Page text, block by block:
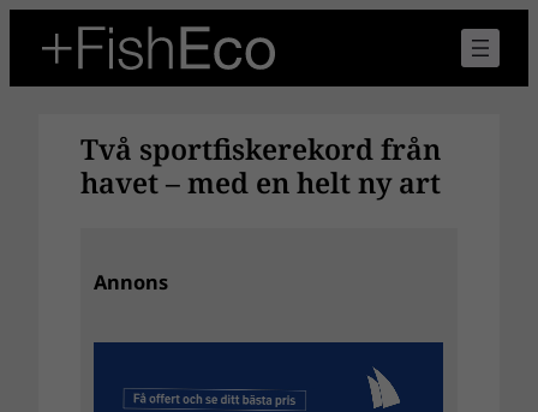
innehåll
Två sportfiskerekord från
havet – med en helt ny art
Annons